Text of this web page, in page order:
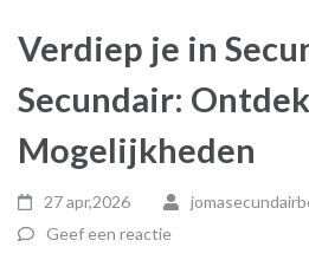
Verdiep je in
Secundair:
Mogelijkheden
27 apr,2026
Geef een reactie